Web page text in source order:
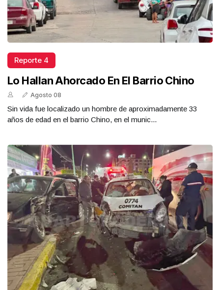
Reporte 4
Lo Hallan Ahorcado En El Barrio Chino
Agosto 08
Sin vida fue localizado un hombre de aproximadamente 33
años de edad en el barrio Chino, en el munic...